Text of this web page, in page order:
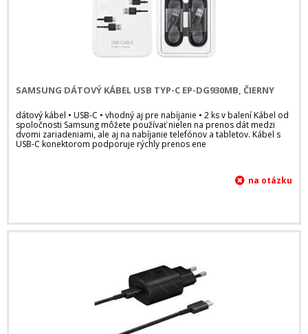
SAMSUNG DÁTOVÝ KÁBEL USB TYP-C EP-DG930MB, ČIERNY
dátový kábel • USB-C • vhodný aj pre nabíjanie • 2 ks v balení Kábel od
spoločnosti Samsung môžete používať nielen na prenos dát medzi
dvomi zariadeniami, ale aj na nabíjanie telefónov a tabletov. Kábel s
USB-C konektorom podporuje rýchly prenos ene